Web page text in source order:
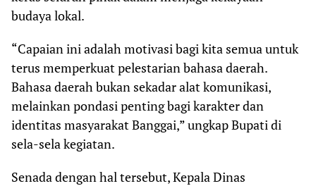
budaya lokal.
“Capaian ini adalah motivasi bagi kita semua untuk
terus memperkuat pelestarian bahasa daerah.
Bahasa daerah bukan sekadar alat komunikasi,
melainkan pondasi penting bagi karakter dan
identitas masyarakat Banggai,” ungkap Bupati di
sela-sela kegiatan.
Senada dengan hal tersebut, Kepala Dinas